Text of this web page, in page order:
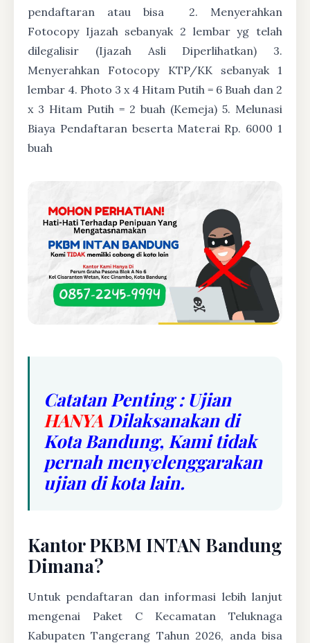
pendaftaran atau bisa
2. Menyerahkan
Fotocopy Ijazah sebanyak 2 lembar yg telah
dilegalisir (Ijazah Asli Diperlihatkan) 3.
Menyerahkan Fotocopy KTP/KK sebanyak 1
lembar 4. Photo 3 x 4 Hitam Putih = 6 Buah dan 2
x 3 Hitam Putih = 2 buah (Kemeja) 5. Melunasi
Biaya Pendaftaran beserta Materai Rp. 6000 1
buah
Catatan Penting : Ujian
HANYA Dilaksanakan di
Kota Bandung, Kami tidak
pernah menyelenggarakan
ujian di kota lain.
Kantor PKBM INTAN Bandung
Dimana?
Untuk pendaftaran dan informasi lebih lanjut
mengenai Paket C Kecamatan Teluknaga
Kabupaten Tangerang Tahun 2026, anda bisa